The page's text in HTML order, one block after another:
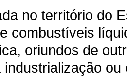
no território do
combustíveis
oriundos de
industrialização